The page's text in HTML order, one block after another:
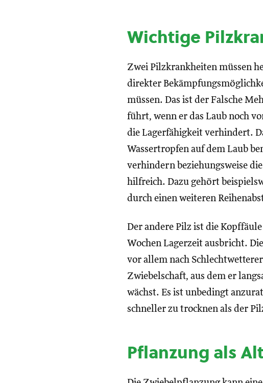
Wichtige
Zwei Pilzkrankheiten müssen
direkter
müssen. Das ist der Falsche
führt, wenn er das Laub noch
die Lagerfähigkeit verhindert.
Wassertropfen auf dem Laub
verhindern beziehungsweise
hilfreich. Dazu gehört
durch einen weiteren
Der andere Pilz ist die Kopffäule
Wochen Lagerzeit ausbricht.
vor allem nach
Zwiebelschaft, aus dem er
wächst. Es ist unbedingt
schneller zu trocknen als der
Pflanzung als